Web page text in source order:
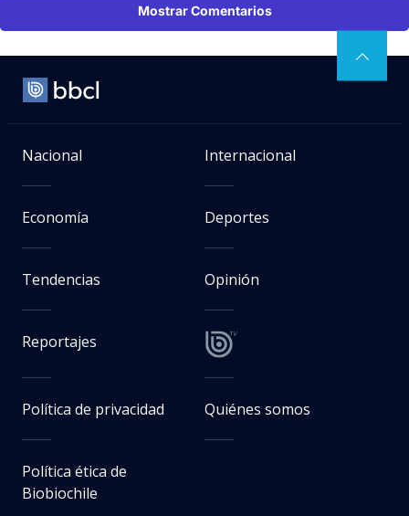
Mostrar Comentarios
Nacional Internacional
Economía Deportes
Tendencias Opinión
Reportajes
Política de privacidad Quiénes somos
Política ética de
Biobiochile